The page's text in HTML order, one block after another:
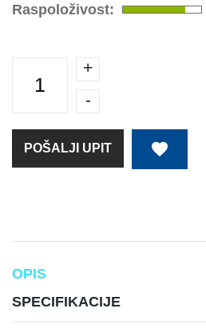
Raspoloživost:
+
-
POŠALJI UPIT
OPIS
SPECIFIKACIJE